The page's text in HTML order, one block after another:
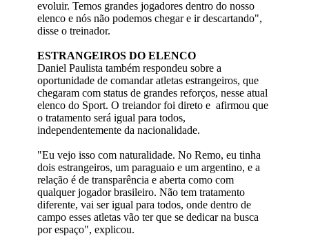
evoluir. Temos grandes jogadores dentro do nosso
elenco e nós não podemos chegar e ir descartando",
disse o treinador.
ESTRANGEIROS DO ELENCO
Daniel Paulista também respondeu sobre a
oportunidade de comandar atletas estrangeiros, que
chegaram com status de grandes reforços, nesse atual
elenco do Sport. O treiandor foi direto e afirmou que
o tratamento será igual para todos,
independentemente da nacionalidade.
"Eu vejo isso com naturalidade. No Remo, eu tinha
dois estrangeiros, um paraguaio e um argentino, e a
relação é de transparência e aberta como com
qualquer jogador brasileiro. Não tem tratamento
diferente, vai ser igual para todos, onde dentro de
campo esses atletas vão ter que se dedicar na busca
por espaço", explicou.